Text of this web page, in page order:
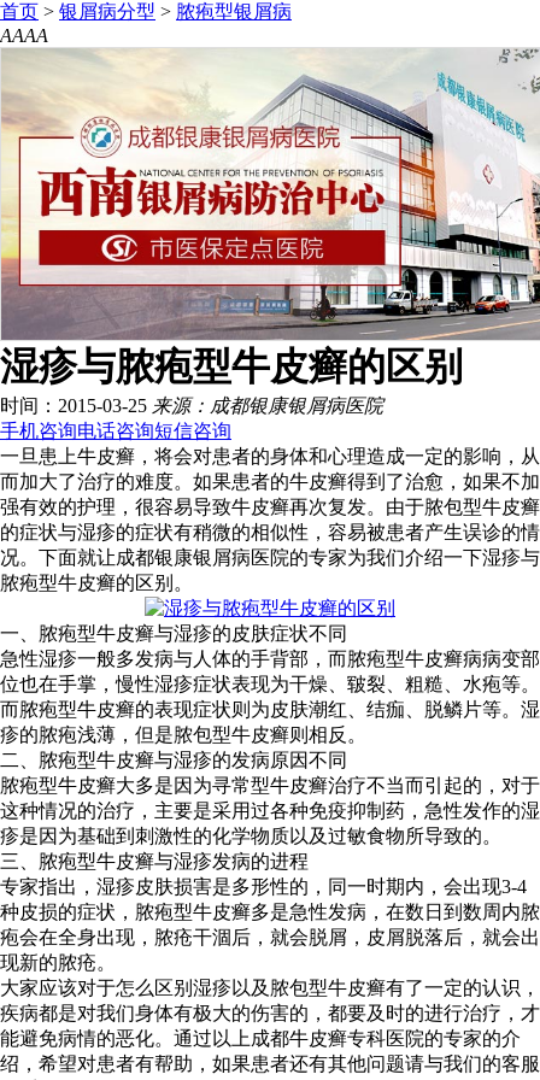
首页 > 银屑病分型 > 脓疱型银屑病
AAAA
湿疹与脓疱型牛皮癣的区别
时间：2015-03-25 来源：成都银康银屑病医院
手机咨询电话咨询短信咨询
一旦患上牛皮癣，将会对患者的身体和心理造成一定的影响，从
而加大了治疗的难度。如果患者的牛皮癣得到了治愈，如果不加
强有效的护理，很容易导致牛皮癣再次复发。由于脓包型牛皮癣
的症状与湿疹的症状有稍微的相似性，容易被患者产生误诊的情
况。下面就让成都银康银屑病医院的专家为我们介绍一下湿疹与
脓疱型牛皮癣的区别。
一、脓疱型牛皮癣与湿疹的皮肤症状不同
急性湿疹一般多发病与人体的手背部，而脓疱型牛皮癣病病变部
位也在手掌，慢性湿疹症状表现为干燥、皲裂、粗糙、水疱等。
而脓疱型牛皮癣的表现症状则为皮肤潮红、结痂、脱鳞片等。湿
疹的脓疱浅薄，但是脓包型牛皮癣则相反。
二、脓疱型牛皮癣与湿疹的发病原因不同
脓疱型牛皮癣大多是因为寻常型牛皮癣治疗不当而引起的，对于
这种情况的治疗，主要是采用过各种免疫抑制药，急性发作的湿
疹是因为基础到刺激性的化学物质以及过敏食物所导致的。
三、脓疱型牛皮癣与湿疹发病的进程
专家指出，湿疹皮肤损害是多形性的，同一时期内，会出现3-4
种皮损的症状，脓疱型牛皮癣多是急性发病，在数日到数周内脓
疱会在全身出现，脓疮干涸后，就会脱屑，皮屑脱落后，就会出
现新的脓疮。
大家应该对于怎么区别湿疹以及脓包型牛皮癣有了一定的认识，
疾病都是对我们身体有极大的伤害的，都要及时的进行治疗，才
能避免病情的恶化。通过以上成都牛皮癣专科医院的专家的介
绍，希望对患者有帮助，如果患者还有其他问题请与我们的客服